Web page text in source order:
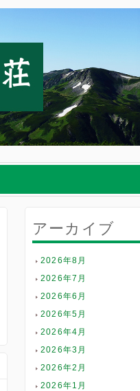
アーカイブ
2026年8月
2026年7月
2026年6月
2026年5月
2026年4月
2026年3月
2026年2月
2026年1月